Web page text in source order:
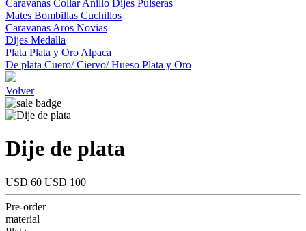
Caravanas CollarAnillo Dijes Pulseras
Mates Bombillas Cuchillos
Caravanas Aros Novias
Dijes Medalla
Plata Plata y Oro Alpaca
De plata Cuero/ Ciervo/ Hueso Plata y Oro
Volver
Dije de plata
USD 60 USD 100
Pre-order
material